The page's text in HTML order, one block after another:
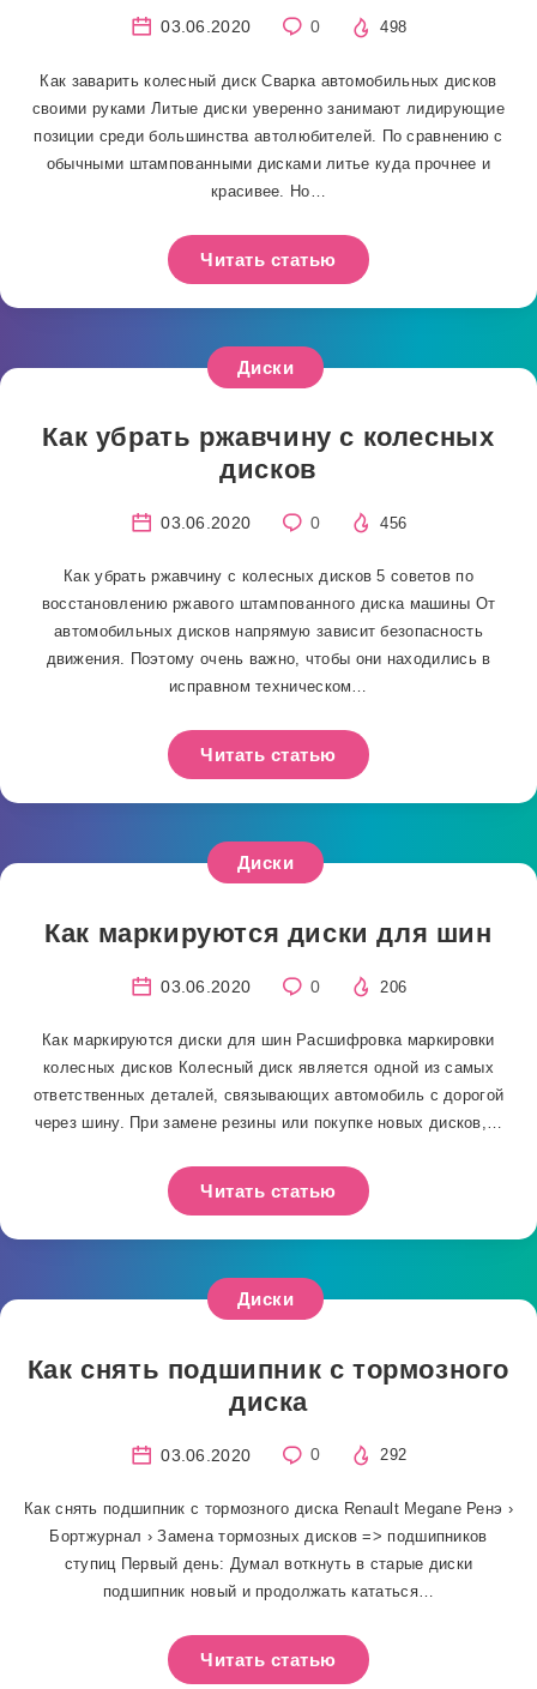
03.06.2020 0 498
Как заварить колесный диск Сварка автомобильных дисков
своими руками Литые диски уверенно занимают лидирующие
позиции среди большинства автолюбителей. По сравнению с
обычными штампованными дисками литье куда прочнее и
красивее. Но…
Читать статью
Диски
Как убрать ржавчину с колесных
дисков
03.06.2020 0 456
Как убрать ржавчину с колесных дисков 5 советов по
восстановлению ржавого штампованного диска машины От
автомобильных дисков напрямую зависит безопасность
движения. Поэтому очень важно, чтобы они находились в
исправном техническом…
Читать статью
Диски
Как маркируются диски для шин
03.06.2020 0 206
Как маркируются диски для шин Расшифровка маркировки
колесных дисков Колесный диск является одной из самых
ответственных деталей, связывающих автомобиль с дорогой
через шину. При замене резины или покупке новых дисков,…
Читать статью
Диски
Как снять подшипник с тормозного
диска
03.06.2020 0 292
Как снять подшипник с тормозного диска Renault Megane Ренэ ›
Бортжурнал › Замена тормозных дисков => подшипников
ступиц Первый день: Думал воткнуть в старые диски
подшипник новый и продолжать кататься…
Читать статью